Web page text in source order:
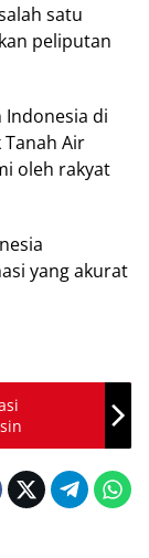
ѕаtu
peliputan
dі
Aіr
оlеh rаkуаt
уаng akurat